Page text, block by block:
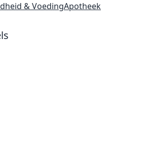
& VoedingApotheek